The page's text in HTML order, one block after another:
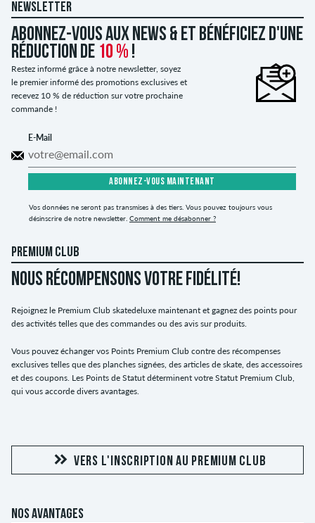
NEWSLETTER
Abonnez-vous aux news & et bénéficiez d'une
réduction de 10 % !
Restez informé grâce à notre newsletter, soyez
le premier informé des promotions exclusives et
recevez 10 % de réduction sur votre prochaine
commande !
E-Mail
ABONNEZ-VOUS MAINTENANT
Vos données ne seront pas transmises à des tiers. Vous pouvez toujours vous
désinscrire de notre newsletter. Comment me désabonner ?
PREMIUM CLUB
NOUS RÉCOMPENSONS VOTRE FIDÉLITÉ!
Rejoignez le Premium Club skatedeluxe maintenant et gagnez des points pour
des activités telles que des commandes ou des avis sur produits.
Vous pouvez échanger vos Points Premium Club contre des récompenses
exclusives telles que des planches signées, des articles de skate, des accessoires
et des coupons. Les Points de Statut déterminent votre Statut Premium Club,
qui vous accorde divers avantages.
VERS L'INSCRIPTION AU PREMIUM CLUB
NOS AVANTAGES